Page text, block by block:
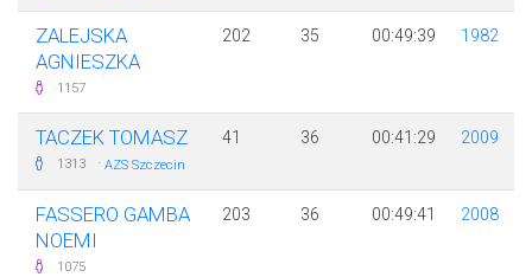
ZALEJSKA
AGNIESZKA
1157
202 35 00:49:39 1982
TACZEK TOMASZ
1313 · AZS Szczecin
41 36 00:41:29 2009
FASSERO GAMBA
NOEMI
1075
203 36 00:49:41 2008